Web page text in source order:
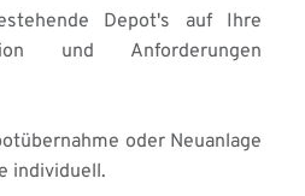
Depot's auf Ihre
und Anforderungen
oder Neuanlage
individuell.